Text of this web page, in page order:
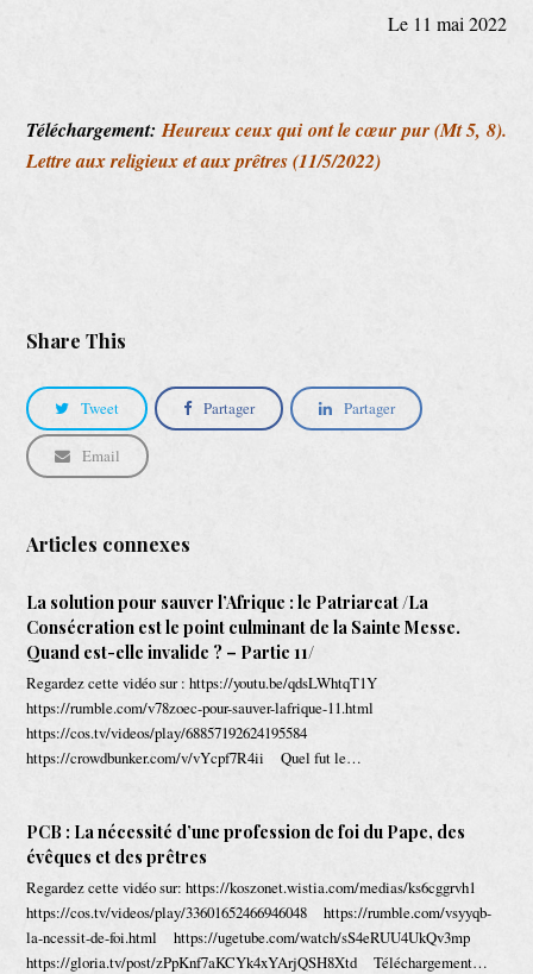
Le 11 mai 2022
Téléchargement:Heureux ceux qui ont le cœur pur (Mt 5, 8).
Lettre aux religieux et aux prêtres (11/5/2022)
Share This
Tweet Partager Partager
Email
Articles connexes
La solution pour sauver l’Afrique : le Patriarcat /La
Consécration est le point culminant de la Sainte Messe.
Quand est-elle invalide ? – Partie 11/
Regardez cette vidéo sur : https://youtu.be/qdsLWhtqT1Y
https://rumble.com/v78zoec-pour-sauver-lafrique-11.html
https://cos.tv/videos/play/68857192624195584
https://crowdbunker.com/v/vYcpf7R4ii Quel fut le…
PCB : La nécessité d’une profession de foi du Pape, des
évêques et des prêtres
Regardez cette vidéo sur: https://koszonet.wistia.com/medias/ks6cggrvh1
https://cos.tv/videos/play/33601652466946048 https://rumble.com/vsyyqb-
la-ncessit-de-foi.html https://ugetube.com/watch/sS4eRUU4UkQv3mp
https://gloria.tv/post/zPpKnf7aKCYk4xYArjQSH8Xtd Téléchargement…